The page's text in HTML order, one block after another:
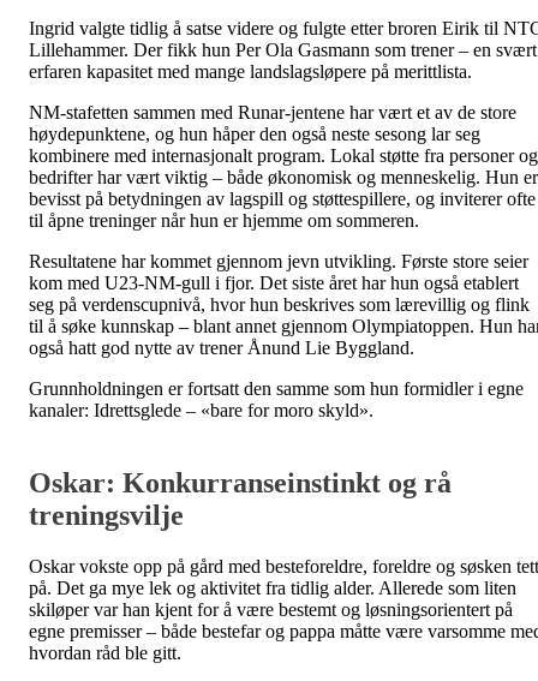
Ingrid valgte tidlig å satse videre og fulgte etter broren Eirik til
Lillehammer. Der fikk hun Per Ola Gasmann som trener – en svært
erfaren kapasitet med mange landslagsløpere på merittlista.
NM-stafetten sammen med Runar-jentene har vært et av de store
høydepunktene, og hun håper den også neste sesong lar seg
kombinere med internasjonalt program. Lokal støtte fra personer og
bedrifter har vært viktig – både økonomisk og menneskelig. Hun er
bevisst på betydningen av lagspill og støttespillere, og inviterer ofte
til åpne treninger når hun er hjemme om sommeren.
Resultatene har kommet gjennom jevn utvikling. Første store seier
kom med U23-NM-gull i fjor. Det siste året har hun også etablert
seg på verdenscupnivå, hvor hun beskrives som lærevillig og flink
til å søke kunnskap – blant annet gjennom Olympiatoppen. Hun
også hatt god nytte av trener Ånund Lie Byggland.
Grunnholdningen er fortsatt den samme som hun formidler i egne
kanaler: Idrettsglede – «bare for moro skyld».
Oskar: Konkurranseinstinkt og rå
treningsvilje
Oskar vokste opp på gård med besteforeldre, foreldre og søsken tett
på. Det ga mye lek og aktivitet fra tidlig alder. Allerede som liten
skiløper var han kjent for å være bestemt og løsningsorientert på
egne premisser – både bestefar og pappa måtte være varsomme
hvordan råd ble gitt.